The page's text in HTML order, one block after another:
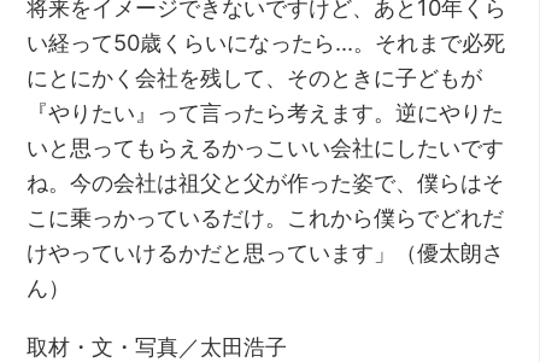
将来をイメージできないですけど、あと10年くら
い経って50歳くらいになったら…。それまで必死
にとにかく会社を残して、そのときに子どもが
『やりたい』って言ったら考えます。逆にやりた
いと思ってもらえるかっこいい会社にしたいです
ね。今の会社は祖父と父が作った姿で、僕らはそ
こに乗っかっているだけ。これから僕らでどれだ
けやっていけるかだと思っています」（優太朗さ
ん）
取材・文・写真／太田浩子